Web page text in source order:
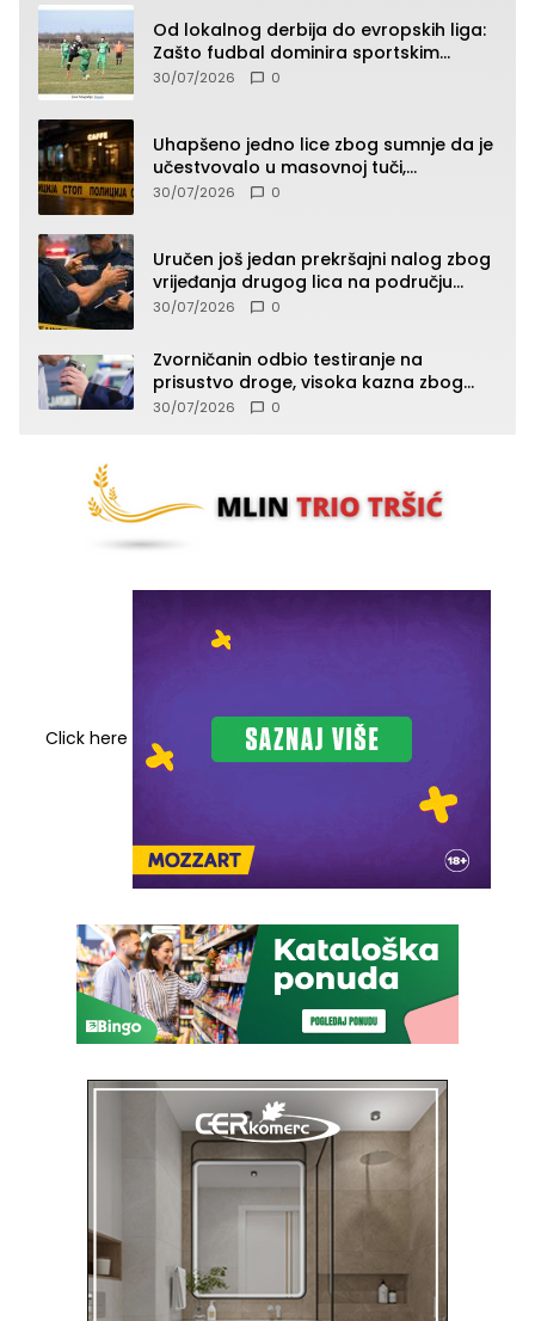
Od lokalnog derbija do evropskih liga:
Zašto fudbal dominira sportskim
klađenjem
30/07/2026 0
Uhapšeno jedno lice zbog sumnje da je
učestvovalo u masovnoj tuči,
maloljetnik zadobio povrede
30/07/2026 0
Uručen još jedan prekršajni nalog zbog
vrijeđanja drugog lica na području
Zvornika
30/07/2026 0
Zvorničanin odbio testiranje na
prisustvo droge, visoka kazna zbog
kršenja Zakona o osnovama
30/07/2026 0
Click here